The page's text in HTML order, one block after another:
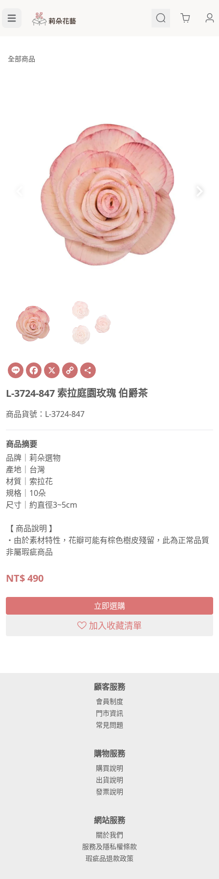
Cart
全部商品
Line Facebook
X Copy
Link
L-3724-847 索拉庭園玫瑰 伯爵茶
商品貨號：L-3724-847
商品摘要
品牌｜莉朵選物
產地｜台灣
材質｜索拉花
規格｜10朵
尺寸｜約直徑3~5cm
【 商品說明 】
・由於素材特性，花瓣可能有棕色樹皮殘留，此為正常品質
非屬瑕疵商品
NT$490
立即選購
加入收藏清單
顧客服務
會員制度
門市資訊
常見問題
購物服務
購買說明
出貨說明
發票說明
網站服務
關於我們
服務及隱私權條款
瑕疵品退款政策